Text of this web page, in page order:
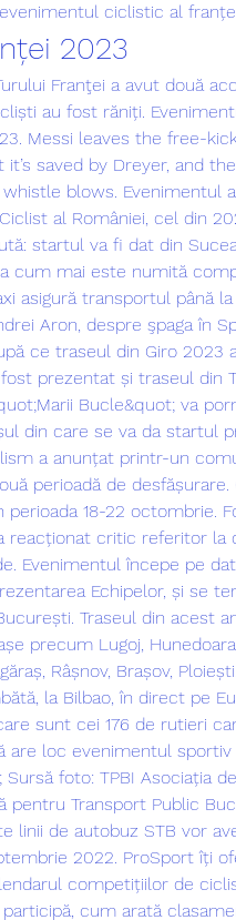
ciclistic al
2023
Franţei a avut două
au fost răniți.
Messi leaves the free-
saved by Dreyer, and
blows. Evenimentul
al României, cel din
startul va fi dat din
cum mai este numită
asigură transportul până
Aron, despre şpaga în
ce traseul din Giro 2023
fost prezentat și traseul din
Bucle&quot; va
din care se va da startul
a anunțat printr-un
perioadă de
perioada 18-22 octombrie.
reacționat critic referitor la
Evenimentul începe pe
Echipelor, și se
Traseul din acest
precum Lugoj,
Râșnov, Brașov,
la Bilbao, în direct pe
sunt cei 176 de rutieri
are loc evenimentul sportiv
Sursă foto: TPBI Asociația
pentru Transport Public
linii de autobuz STB vor
2022. ProSport îți
competițiilor de
cum arată